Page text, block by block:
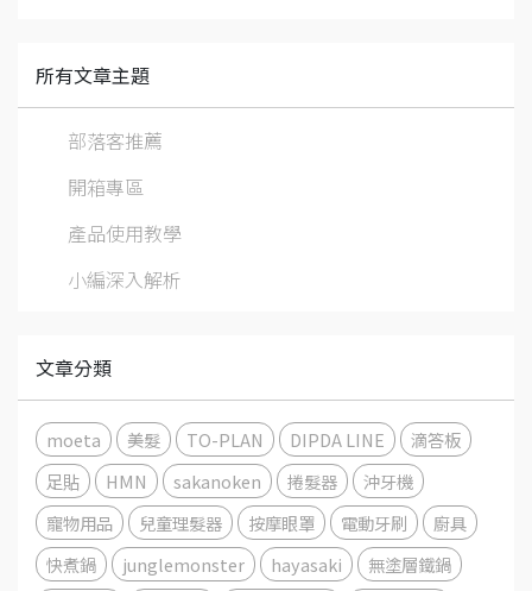
所有文章主題
部落客推薦
開箱專區
產品使用教學
小編深入解析
文章分類
moeta 美髮 TO-PLAN DIPDA LINE
滴答板
足貼
HMN sakanoken 捲髮器
沖牙機
寵物用品
兒童理髮器 按摩眼罩 電動牙刷
廚具
快煮鍋
junglemonster hayasaki
無塗層鐵鍋